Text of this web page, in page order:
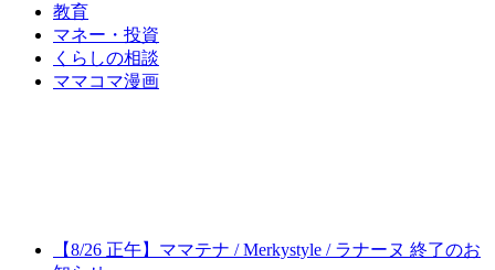
教育
マネー・投資
くらしの相談
ママコマ漫画
【8/26 正午】ママテナ / Merkystyle / ラナーヌ 終了のお